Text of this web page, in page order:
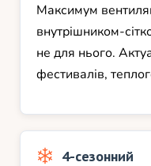
Максимум
внутрішником-
не для нього.
фестивалів,
4-сезонний